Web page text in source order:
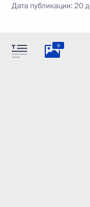
Дата публикации:20
9